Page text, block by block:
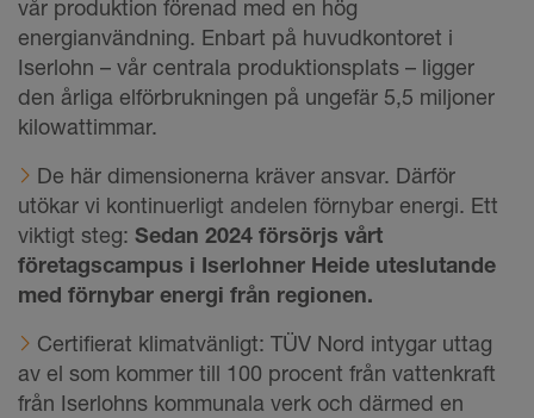
vår produktion förenad med en hög
energianvändning. Enbart på huvudkontoret i
Iserlohn – vår centrala produktionsplats – ligger
den årliga elförbrukningen på ungefär 5,5 miljoner
kilowattimmar.
De här dimensionerna kräver ansvar. Därför
utökar vi kontinuerligt andelen förnybar energi. Ett
viktigt steg: Sedan 2024 försörjs vårt
företagscampus i Iserlohner Heide uteslutande
med förnybar energi från regionen.
Certifierat klimatvänligt: TÜV Nord intygar uttag
av el som kommer till 100 procent från vattenkraft
från Iserlohns kommunala verk och därmed en